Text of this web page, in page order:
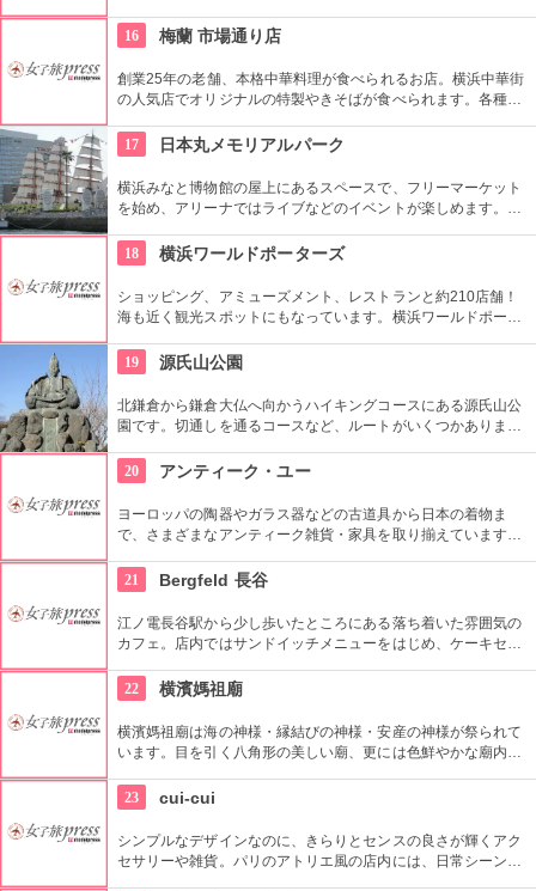
紅茶に合うお菓子や紅茶ポットも販売しているので、極上のテ
ィータイムが自宅でも堪能できます。
16 梅蘭 市場通り店
創業25年の老舗、本格中華料理が食べられるお店。横浜中華街
の人気店でオリジナルの特製やきそばが食べられます。各種コ
アワビなどの高級海鮮が絶品。
17 日本丸メモリアルパーク
横浜みなと博物館の屋上にあるスペースで、フリーマーケット
を始め、アリーナではライブなどのイベントが楽しめます。も
財に指定されています。
18 横浜ワールドポーターズ
ショッピング、アミューズメント、レストランと約210店舗！
海も近く観光スポットにもなっています。横浜ワールドポータ
す。
19 源氏山公園
北鎌倉から鎌倉大仏へ向かうハイキングコースにある源氏山公
園です。切通しを通るコースなど、ルートがいくつかありま
い道を登る場合も。公園中央の頼朝像がシンボルです。
20 アンティーク・ユー
ヨーロッパの陶器やガラス器などの古道具から日本の着物ま
で、さまざまなアンティーク雑貨・家具を取り揃えています。
深さをじっくりと味わいたいお店です。
21 Bergfeld 長谷
江ノ電長谷駅から少し歩いたところにある落ち着いた雰囲気の
カフェ。店内ではサンドイッチメニューをはじめ、ケーキセッ
カリーが始めたカフェなので、もちろんパンの販売もあり。ハ
ードな食感がファンにはたまらない本場のドイツパンを持ち帰
りできます。
22 横濱媽祖廟
横濱媽祖廟は海の神様・縁結びの神様・安産の神様が祭られて
います。目を引く八角形の美しい廟、更には色鮮やかな廟内。
てはいかがでしょう。
23 cui-cui
シンプルなデザインなのに、きらりとセンスの良さが輝くアク
セサリーや雑貨。パリのアトリエ風の店内には、日常シーンで